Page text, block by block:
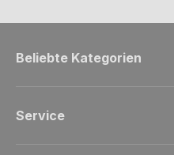
Beliebte Kategorien
Service